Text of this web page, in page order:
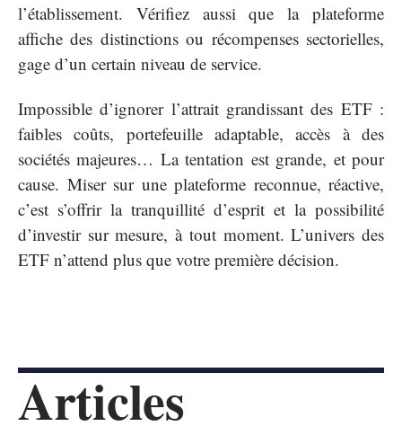
l’établissement. Vérifiez aussi que la plateforme
affiche des distinctions ou récompenses sectorielles,
gage d’un certain niveau de service.
Impossible d’ignorer l’attrait grandissant des ETF :
faibles coûts, portefeuille adaptable, accès à des
sociétés majeures… La tentation est grande, et pour
cause. Miser sur une plateforme reconnue, réactive,
c’est s’offrir la tranquillité d’esprit et la possibilité
d’investir sur mesure, à tout moment. L’univers des
ETF n’attend plus que votre première décision.
Articles